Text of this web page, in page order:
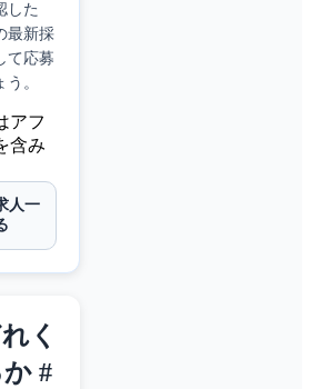
した
最新採
て応募
。
アフ
含み
人一
く
#